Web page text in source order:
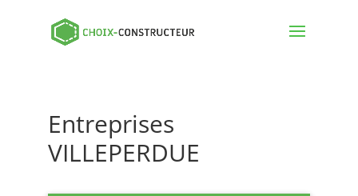
Entreprises
VILLEPERDUE